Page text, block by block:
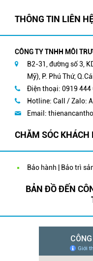
THÔNG TIN LIÊN
CÔNG TY TNHH MÔI
B2-31, đường số 3,
Mỹ), P. Phú Thứ,
Điện thoại: 0919 444
Hotline: Call / Zalo:
Email:
CHĂM SÓC KHÁCH
Bảo hành | Bảo trì
BẢN ĐỒ ĐẾN